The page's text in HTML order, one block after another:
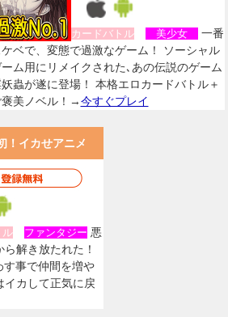
カードバトル 美少女
一番
ケベで、変態で過激なゲーム！ ソーシャル
ム用にリメイクされた､あの伝説のゲーム
蟲が遂に登場！ 本格エロカードバトル＋
褒美ノベル！→今すぐプレイ
！イカせアニメ
ル ファンタジー 悪
解き放たれた！
す事で仲間を増や
イカして正気に戻